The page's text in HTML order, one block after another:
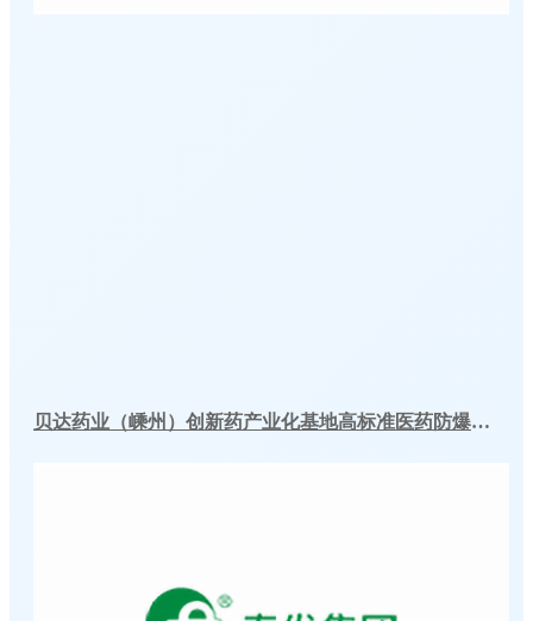
贝达药业（嵊州）创新药产业化基地高标准医药防爆冷库建造工程案例